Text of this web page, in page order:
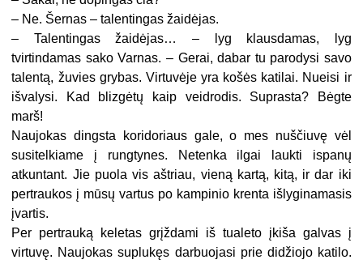
– Ne. Šernas – talentingas žaidėjas.
– Talentingas žaidėjas… – lyg klausdamas, lyg
tvirtindamas sako Varnas. – Gerai, dabar tu parodysi savo
talentą, žuvies grybas. Virtuvėje yra košės katilai. Nueisi ir
išvalysi. Kad blizgėtų kaip veidrodis. Suprasta? Bėgte
marš!
Naujokas dingsta koridoriaus gale, o mes nuščiuvę vėl
susitelkiame į rungtynes. Netenka ilgai laukti ispanų
atkuntant. Jie puola vis aštriau, vieną kartą, kitą, ir dar iki
pertraukos į mūsų vartus po kampinio krenta išlyginamasis
įvartis.
Per pertrauką keletas grįždami iš tualeto įkiša galvas į
virtuvę. Naujokas suplukęs darbuojasi prie didžiojo katilo.